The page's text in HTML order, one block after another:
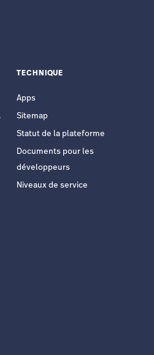
TECHNIQUE
Apps
Sitemap
Statut de la plateforme
Documents pour les
développeurs
Niveaux de service